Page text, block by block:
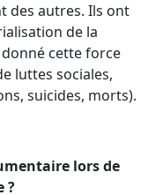
des autres. Ils ont
de la
cette force
luttes sociales,
suicides, morts).
lors de
?